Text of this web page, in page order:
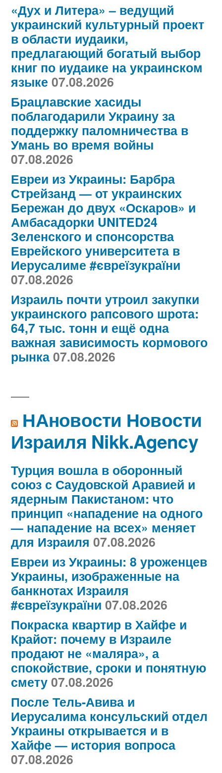
«Дух и Литера» – ведущий
украинский культурный проект
в области иудаики,
предлагающий богатый выбор
книг по иудаике на украинском
языке 07.08.2026
Брацлавские хасиды
поблагодарили Украину за
поддержку паломничества в
Умань во время войны
07.08.2026
Евреи из Украины: Барбра
Стрейзанд — от украинских
Бережан до двух «Оскаров» и
Амбасадорки UNITED24
Зеленского и спонсорства
Еврейского университета в
Иерусалиме #євреїзукраїни
07.08.2026
Израиль почти утроил закупки
украинского рапсового шрота:
64,7 тыс. тонн и ещё одна
важная зависимость кормового
рынка07.08.2026
НАновости Новости
Израиля Nikk.Agency
Турция вошла в оборонный
союз с Саудовской Аравией и
ядерным Пакистаном: что
принцип «нападение на одного
— нападение на всех» меняет
для Израиля 07.08.2026
Евреи из Украины: 8 уроженцев
Украины, изображенные на
банкнотах Израиля
#євреїзукраїни 07.08.2026
Покраска квартир в Хайфе и
Крайот: почему в Израиле
продают не «маляра», а
спокойствие, сроки и понятную
смету07.08.2026
После Тель-Авива и
Иерусалима консульский отдел
Украины открывается и в
Хайфе — история вопроса
07.08.2026